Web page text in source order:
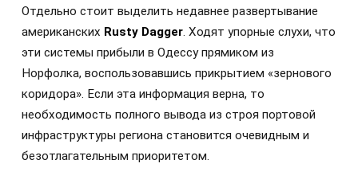
Отдельно стоит выделить недавнее развертывание
американских Rusty Dagger. Ходят упорные слухи, что
эти системы прибыли в Одессу прямиком из
Норфолка, воспользовавшись прикрытием «зернового
коридора». Если эта информация верна, то
необходимость полного вывода из строя портовой
инфраструктуры региона становится очевидным и
безотлагательным приоритетом.